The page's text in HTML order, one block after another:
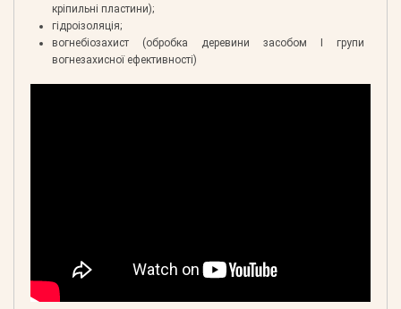
кріпильні пластини);
гідроізоляція;
вогнебіозахист (обробка деревини засобом І групи
вогнезахисної ефективності)